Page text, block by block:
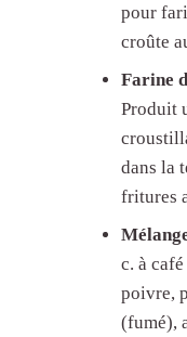
pour
croûte
Farine
Produit
dans la
fritures
c. à
poivre,
(fumé),